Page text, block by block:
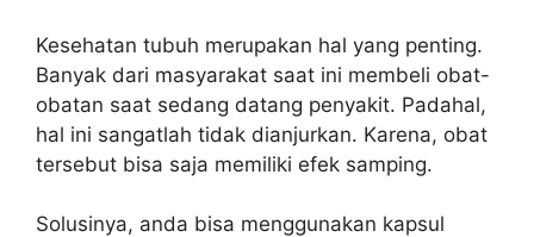
Kesehatan tubuh merupakan hal yang penting.
Banyak dari masyarakat saat ini membeli obat-
obatan saat sedang datang penyakit. Padahal,
hal ini sangatlah tidak dianjurkan. Karena, obat
tersebut bisa saja memiliki efek samping.
Solusinya, anda bisa menggunakan kapsul